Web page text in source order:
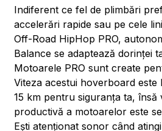
Indiferent ce fel de plimbări
accelerări rapide sau pe cele
Off-Road HipHop PRO,
Balance se adaptează dorinței
Motoarele PRO sunt create
Viteza acestui hoverboard este
15 km pentru siguranța ta, însă
productivă a motoarelor este
Ești atenționat sonor când